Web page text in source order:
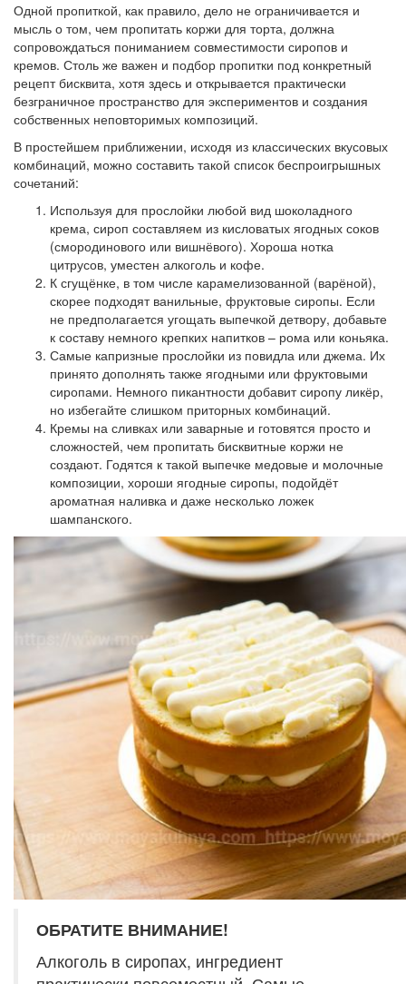
Одной пропиткой, как правило, дело не ограничивается и
мысль о том, чем пропитать коржи для торта, должна
сопровождаться пониманием совместимости сиропов и
кремов. Столь же важен и подбор пропитки под конкретный
рецепт бисквита, хотя здесь и открывается практически
безграничное пространство для экспериментов и создания
собственных неповторимых композиций.
В простейшем приближении, исходя из классических вкусовых
комбинаций, можно составить такой список беспроигрышных
сочетаний:
Используя для прослойки любой вид шоколадного
крема, сироп составляем из кисловатых ягодных соков
(смородинового или вишнёвого). Хороша нотка
цитрусов, уместен алкоголь и кофе.
К сгущёнке, в том числе карамелизованной (варёной),
скорее подходят ванильные, фруктовые сиропы. Если
не предполагается угощать выпечкой детвору, добавьте
к составу немного крепких напитков – рома или коньяка.
Самые капризные прослойки из повидла или джема. Их
принято дополнять также ягодными или фруктовыми
сиропами. Немного пикантности добавит сиропу ликёр,
но избегайте слишком приторных комбинаций.
Кремы на сливках или заварные и готовятся просто и
сложностей, чем пропитать бисквитные коржи не
создают. Годятся к такой выпечке медовые и молочные
композиции, хороши ягодные сиропы, подойдёт
ароматная наливка и даже несколько ложек
шампанского.
ОБРАТИТЕ ВНИМАНИЕ!
Алкоголь в сиропах, ингредиент